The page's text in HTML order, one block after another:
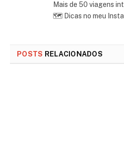
Mais de 50 viagens
🗺 Dicas no meu
POSTS RELACIONADOS